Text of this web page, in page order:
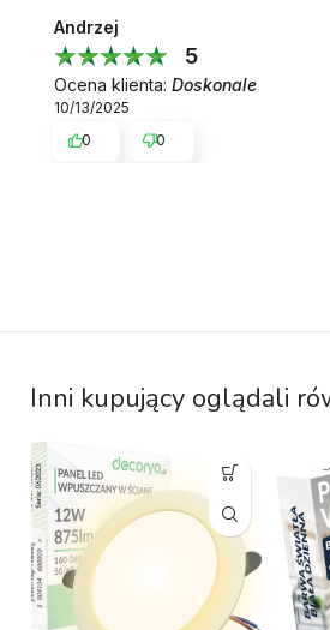
Andrzej
5
Ocena klienta: Doskonale
10/13/2025
0
0
Inni kupujący oglądali